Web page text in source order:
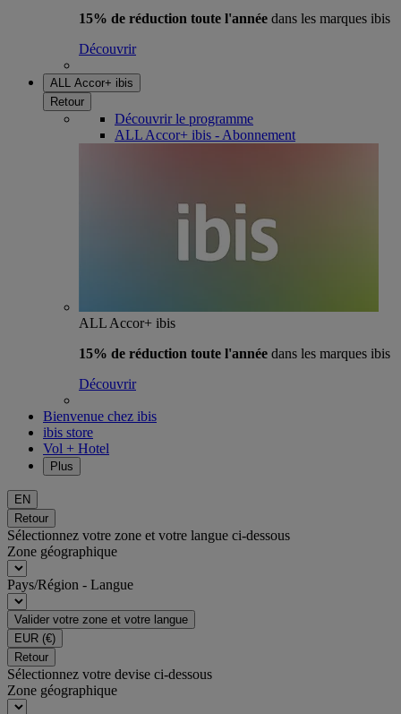
15% de réduction toute l'année dans les marques ibis
Découvrir
ALL Accor+ ibis
Retour
Découvrir le programme
ALL Accor+ ibis - Abonnement
ALL Accor+ ibis
15% de réduction toute l'année dans les marques ibis
Découvrir
Bienvenue chez ibis
ibis store
Vol + Hotel
Plus
EN
Retour
Sélectionnez votre zone et votre langue ci-dessous
Zone géographique
Pays/Région - Langue
Valider votre zone et votre langue
EUR (€)
Retour
Sélectionnez votre devise ci-dessous
Zone géographique